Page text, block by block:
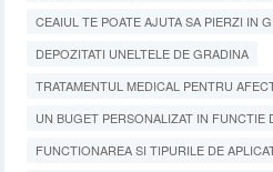
CEAIUL TE POATE AJUTA SA PIERZI IN
DEPOZITATI UNELTELE DE GRADINA
TRATAMENTUL MEDICAL PENTRU
UN BUGET PERSONALIZAT IN FUNCTIE
FUNCTIONAREA SI TIPURILE DE